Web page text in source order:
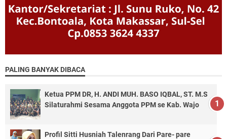
PALING BANYAK DIBACA
Ketua PPM DR, H. ANDI MUH. BASO IQBAL, ST. M.S
Silaturahmi Sesama Anggota PPM se Kab. Wajo
Profil Sitti Husniah Talenrang Dari Pare- pare